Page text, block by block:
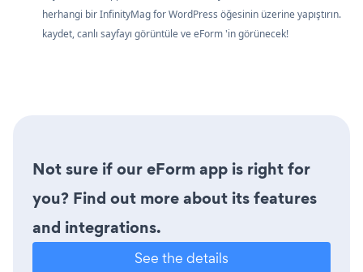
herhangi bir InfinityMag for WordPress öğesinin üzerine yapıştırın.
kaydet, canlı sayfayı görüntüle ve eForm 'in görünecek!
Not sure if our eForm app is right for
you? Find out more about its features
and integrations.
See the details